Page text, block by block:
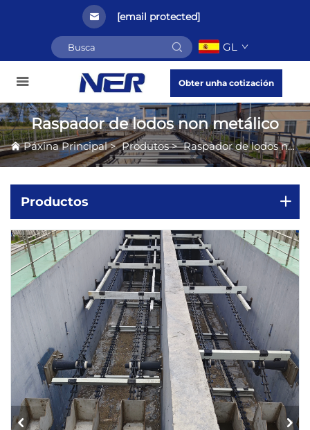
[email protected]
GL
Obter unha cotización
Raspador de lodos non metálico
Páxina Principal>Produtos>Raspador de lodos non metálico
Productos